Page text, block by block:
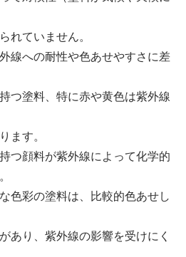
れていません。
線への耐性や色あせやすさに差
つ塗料、特に赤や黄色は紫外線
ます。
つ顔料が紫外線によって化学的
色彩の塗料は、比較的色あせし
あり、紫外線の影響を受けにく